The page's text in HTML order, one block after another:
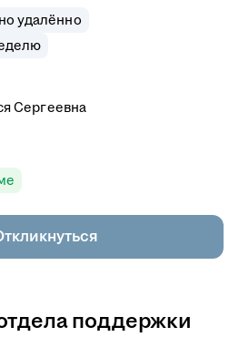
удалённо
Сергеевна
поддержки